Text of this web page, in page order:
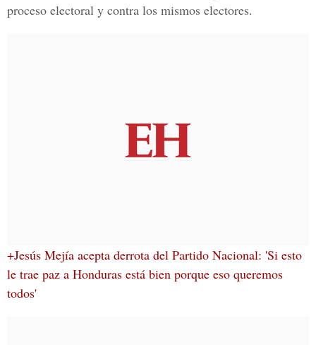
proceso electoral y contra los mismos electores.
+Jesús Mejía acepta derrota del Partido Nacional: 'Si esto
le trae paz a Honduras está bien porque eso queremos
todos'